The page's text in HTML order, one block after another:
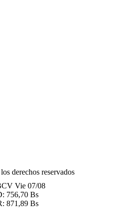
derechos reservados
Vie 07/08
756,70 Bs
871,89 Bs